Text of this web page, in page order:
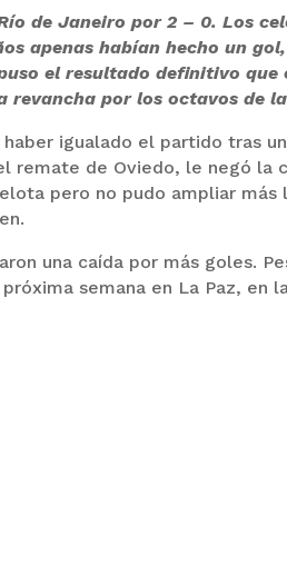
de Janeiro por 2 – 0. Los
apenas habían hecho un
el resultado definitivo
revancha por los octavos de
igualado el partido tras
remate de Oviedo, le negó la
pero no pudo ampliar
una caída por más goles.
semana en La Paz, en